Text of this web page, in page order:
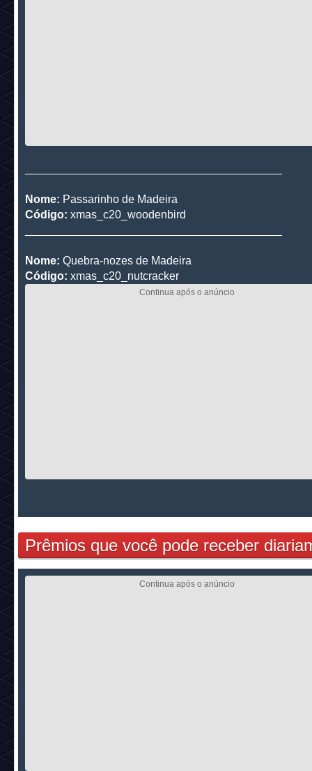
Nome: Passarinho de Madeira
Código: xmas_c20_woodenbird
Nome: Quebra-nozes de Madeira
Código: xmas_c20_nutcracker
Prêmios que você pode receber